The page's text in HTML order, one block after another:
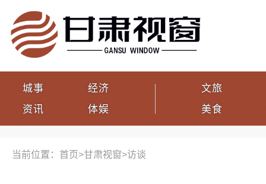
城事
资讯
经济
体娱
文旅
美食
当前位置：首页>甘肃视窗>访谈